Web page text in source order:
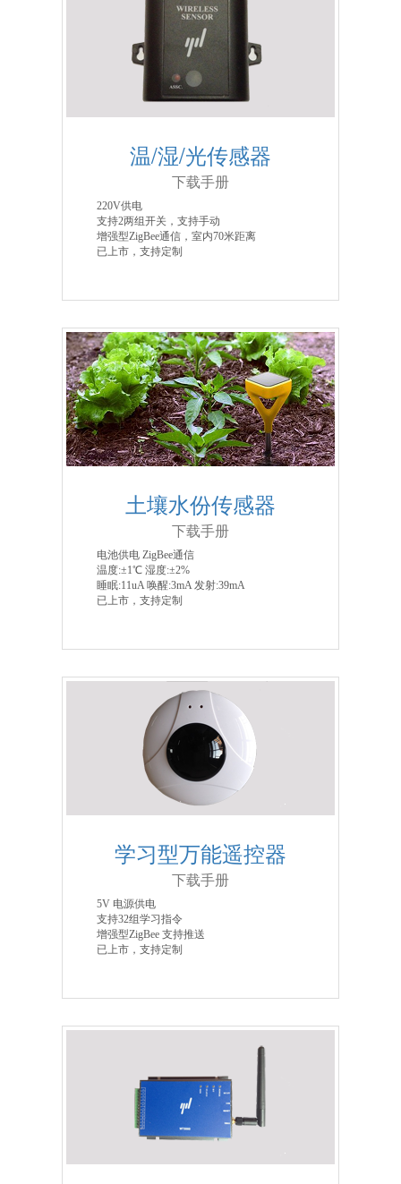
温/湿/光传感器
下载手册
220V供电
支持2两组开关，支持手动
增强型ZigBee通信，室内70米距离
已上市，支持定制
土壤水份传感器
下载手册
电池供电 ZigBee通信
温度:±1℃ 湿度:±2%
睡眠:11uA 唤醒:3mA 发射:39mA
已上市，支持定制
学习型万能遥控器
下载手册
5V 电源供电
支持32组学习指令
增强型ZigBee 支持推送
已上市，支持定制